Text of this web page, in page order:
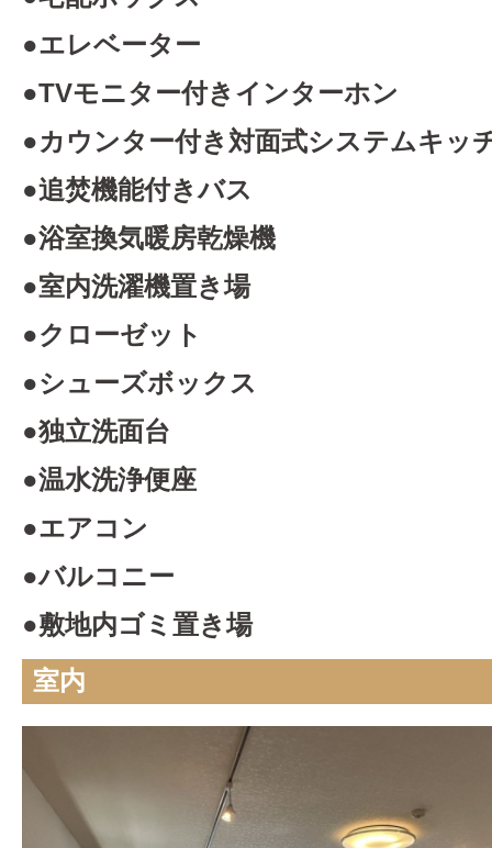
●エレベーター
●TVモニター付きインターホン
●カウンター付き対面式システムキッ
●追焚機能付きバス
●浴室換気暖房乾燥機
●室内洗濯機置き場
●クローゼット
●シューズボックス
●独立洗面台
●温水洗浄便座
●エアコン
●バルコニー
●敷地内ゴミ置き場
室内